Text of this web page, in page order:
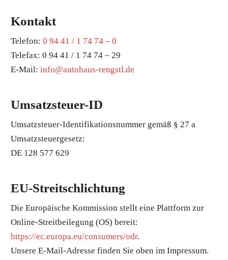
Kontakt
Telefon: 0 94 41 / 1 74 74 – 0
Telefax: 0 94 41 / 1 74 74 – 29
E-Mail: info@autohaus-rengstl.de
Umsatzsteuer-ID
Umsatzsteuer-Identifikationsnummer gemäß § 27 a
Umsatzsteuergesetz:
DE 128 577 629
EU-Streitschlichtung
Die Europäische Kommission stellt eine Plattform zur
Online-Streitbeilegung (OS) bereit:
https://ec.europa.eu/consumers/odr.
Unsere E-Mail-Adresse finden Sie oben im Impressum.